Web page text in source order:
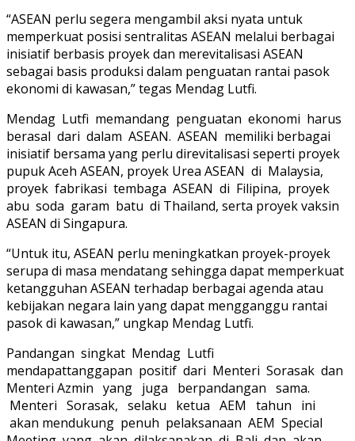
“ASEAN perlu segera mengambil aksi nyata untuk
memperkuat posisi sentralitas ASEAN melalui berbagai
inisiatif berbasis proyek dan merevitalisasi ASEAN
sebagai basis produksi dalam penguatan rantai pasok
ekonomi di kawasan,” tegas Mendag Lutfi.
Mendag Lutfi memandang penguatan ekonomi harus
berasal dari dalam ASEAN. ASEAN memiliki berbagai
inisiatif bersama yang perlu direvitalisasi seperti proyek
pupuk Aceh ASEAN, proyek Urea ASEAN di Malaysia,
proyek fabrikasi tembaga ASEAN di Filipina, proyek
abu soda garam batu di Thailand, serta proyek vaksin
ASEAN di Singapura.
“Untuk itu, ASEAN perlu meningkatkan proyek-proyek
serupa di masa mendatang sehingga dapat memperkuat
ketangguhan ASEAN terhadap berbagai agenda atau
kebijakan negara lain yang dapat mengganggu rantai
pasok di kawasan,” ungkap Mendag Lutfi.
Pandangan singkat Mendag Lutfi
mendapattanggapan positif dari Menteri Sorasak dan
Menteri Azmin yang juga berpandangan sama.
Menteri Sorasak, selaku ketua AEM tahun ini
akan mendukung penuh pelaksanaan AEM Special